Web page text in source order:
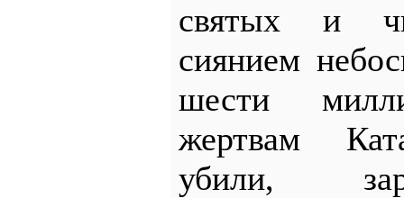
святых и
сиянием
шести
жертвам
убили,